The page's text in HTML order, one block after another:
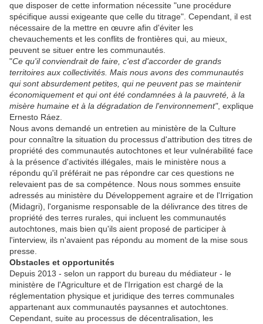
que disposer de cette information nécessite "une procédure
spécifique aussi exigeante que celle du titrage". Cependant, il est
nécessaire de la mettre en œuvre afin d'éviter les
chevauchements et les conflits de frontières qui, au mieux,
peuvent se situer entre les communautés.
"Ce qu'il conviendrait de faire, c'est d'accorder de grands
territoires aux collectivités. Mais nous avons des communautés
qui sont absurdement petites, qui ne peuvent pas se maintenir
économiquement et qui ont été condamnées à la pauvreté, à la
misère humaine et à la dégradation de l'environnement", explique
Ernesto Ráez.
Nous avons demandé un entretien au ministère de la Culture
pour connaître la situation du processus d'attribution des titres de
propriété des communautés autochtones et leur vulnérabilité face
à la présence d'activités illégales, mais le ministère nous a
répondu qu'il préférait ne pas répondre car ces questions ne
relevaient pas de sa compétence. Nous nous sommes ensuite
adressés au ministère du Développement agraire et de l'Irrigation
(Midagri), l'organisme responsable de la délivrance des titres de
propriété des terres rurales, qui incluent les communautés
autochtones, mais bien qu'ils aient proposé de participer à
l'interview, ils n'avaient pas répondu au moment de la mise sous
presse.
Obstacles et opportunités
Depuis 2013 - selon un rapport du bureau du médiateur - le
ministère de l'Agriculture et de l'Irrigation est chargé de la
réglementation physique et juridique des terres communales
appartenant aux communautés paysannes et autochtones.
Cependant, suite au processus de décentralisation, les